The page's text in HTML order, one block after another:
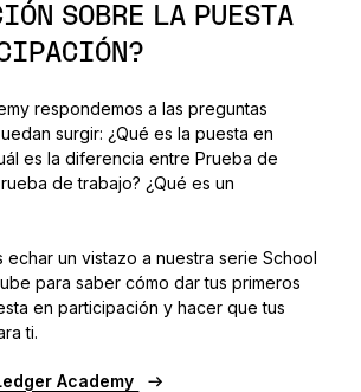
SOBRE LA PUESTA
respondemos a las preguntas
surgir: ¿Qué es la puesta en
es la diferencia entre Prueba de
de trabajo? ¿Qué es un
echar un vistazo a nuestra serie School
para saber cómo dar tus primeros
en participación y hacer que tus
ti.
Academy